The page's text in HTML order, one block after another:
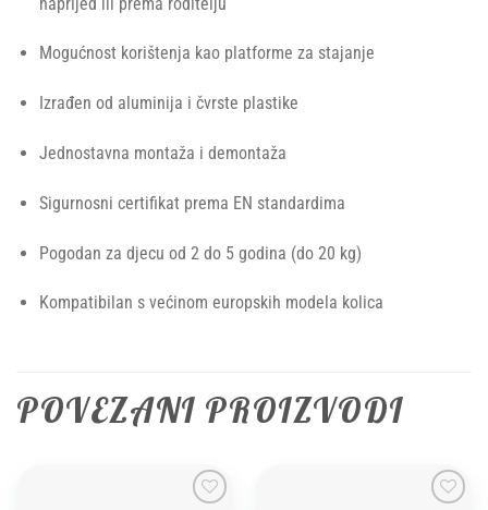
Mogućnost korištenja kao platforme za stajanje
Izrađen od aluminija i čvrste plastike
Jednostavna montaža i demontaža
Sigurnosni certifikat prema EN standardima
Pogodan za djecu od 2 do 5 godina (do 20 kg)
Kompatibilan s većinom europskih modela kolica
POVEZANI PROIZVODI